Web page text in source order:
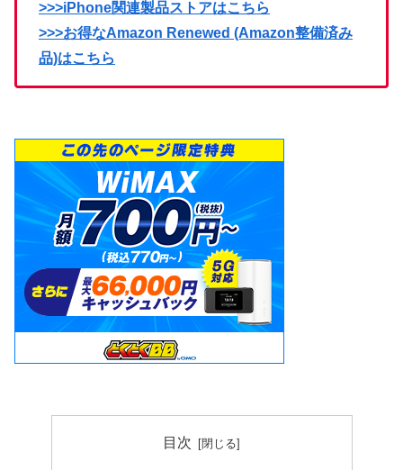
>>>iPhone関連製品ストアはこちら
>>>お得なAmazon Renewed (Amazon整備済み
品)はこちら
目次